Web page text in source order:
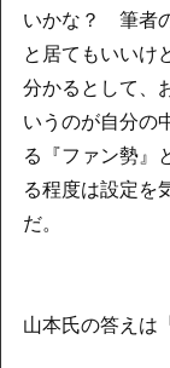
いかな？ 筆者
と居てもいいけ
分かるとして、
いうのが自分の
る『ファン勢』
る程度は設定を
だ。
山本氏の答えは